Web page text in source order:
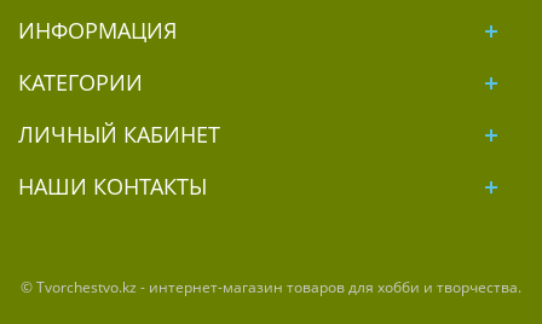
ИНФОРМАЦИЯ
КАТЕГОРИИ
ЛИЧНЫЙ КАБИНЕТ
НАШИ КОНТАКТЫ
© Tvorchestvo.kz - интернет-магазин товаров для хобби и творчества.